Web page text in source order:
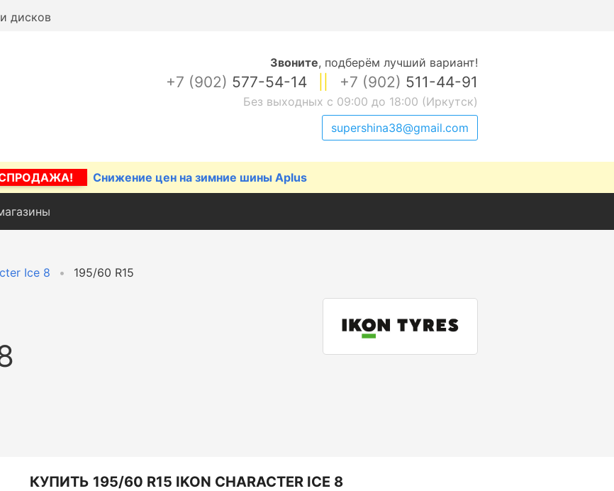
дисков
Звоните, подберём лучший вариант!
+7 (902) 577-54-14 +7 (902) 511-44-91
Без выходных с 09:00 до 18:00 (Иркутск)
supershina38@gmail.com
Снижение цен на зимние шины Aplus
Ice 8 195/60 R15
КУПИТЬ 195/60 R15 IKON CHARACTER ICE 8